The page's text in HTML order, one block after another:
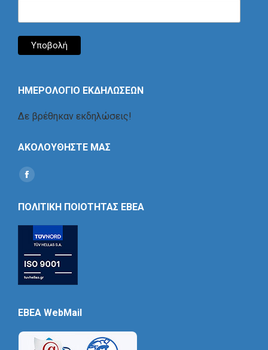
ΗΜΕΡΟΛΟΓΙΟ ΕΚΔΗΛΩΣΕΩΝ
Δε βρέθηκαν εκδηλώσεις!
ΑΚΟΛΟΥΘΗΣΤΕ ΜΑΣ
Find us on:
Social
ΠΟΛΙΤΙΚΗ ΠΟΙΟΤΗΤΑΣ ΕΒΕΑ
EBEA WebMail